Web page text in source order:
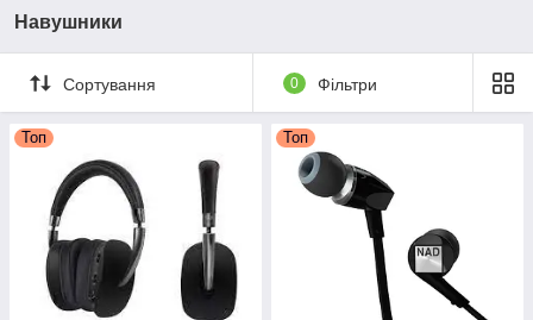
Навушники
Сортування 0 Фільтри
Топ Топ